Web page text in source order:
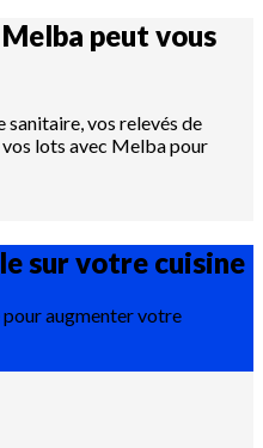
peut vous
vos relevés de
lots avec Melba pour
sur votre cuisine
augmenter votre